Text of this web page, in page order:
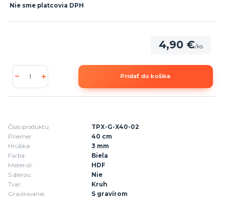
Nie sme platcovia DPH
4,90 €/ks
Pridať do košíka
Číslo produktu:
TPX-G-X40-02
Priemer:
40 cm
Hrúbka:
3 mm
Farba:
Biela
Materiál:
HDF
S dierou:
Nie
Tvar:
Kruh
Gravírovanie:
S gravírom